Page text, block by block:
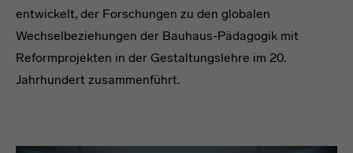
entwickelt, der Forschungen zu den globalen
Wechselbeziehungen der Bauhaus-Pädagogik mit
Reformprojekten in der Gestaltungslehre im 20.
Jahrhundert zusammenführt.